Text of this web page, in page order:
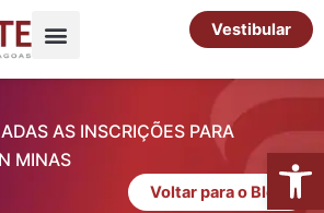
Vestibular
AS INSCRIÇÕES PARA
MINAS
Voltar para o Blog
Abrir